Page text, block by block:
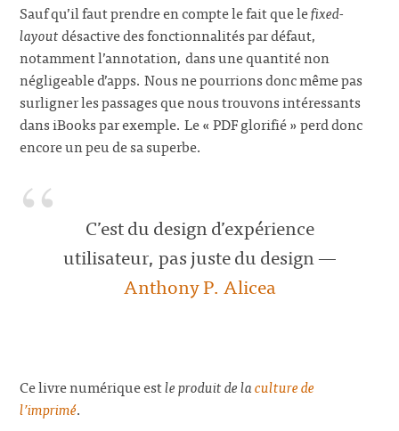
Sauf qu’il faut prendre en compte le fait que lefixed-
layoutdésactive des fonctionnalités par défaut,
notamment l’annotation, dans une quantité non
négligeable d’apps. Nous ne pourrions donc même pas
surligner les passages que nous trouvons intéressants
dans iBooks par exemple. Le « PDF glorifié » perd donc
encore un peu de sa superbe.
​C’est du design d’expérience
utilisateur, pas juste du design —
Anthony P. Alicea​
Ce livre numérique estle produit de laculture de
l’imprimé.